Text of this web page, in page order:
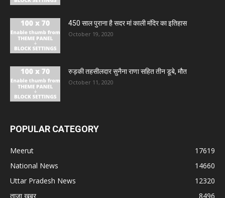
450 साल पुराना है सदर मां काली मंदिर का इतिहास
October 19, 2020
रुड़की तहसीलदार सुनैना राणा सहित तीन डूबे, मौत
October 11, 2020
POPULAR CATEGORY
Meerut
17619
National News
14660
Uttar Pradesh News
12320
ताज़ा ख़बर
8496